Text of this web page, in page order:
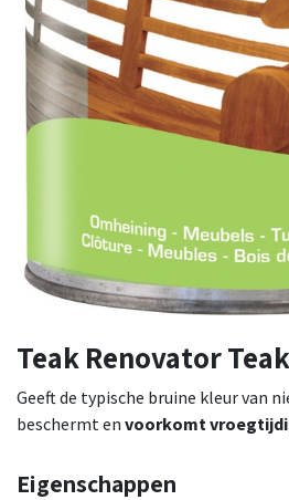
Teak Renovator
Geeft de typische bruine kleur van
beschermt en voorkomt
Eigenschappen